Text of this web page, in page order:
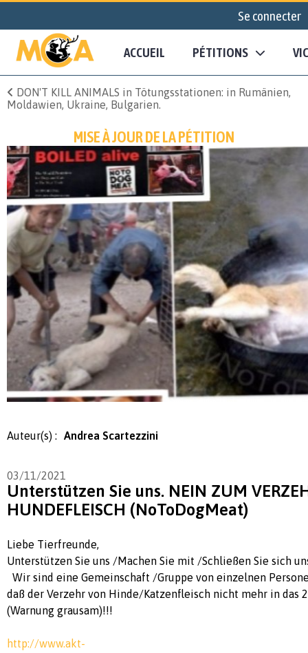
Se connecter
ACCUEIL PÉTITIONS
DON'T KILL ANIMALS in Tötungsstationen: in Rumänien,
Moldawien, Ukraine, Bulgarien.
MISE À JOUR DE LA PÉTITION
Auteur(s) : Andrea Scartezzini
03/11/2021
Unterstützen Sie uns. NEIN ZUM
HUNDEFLEISCH (NoToDogMeat)
Liebe Tierfreunde,
Unterstützen Sie uns /Machen Sie mit /Schließen Sie sich
Wir sind eine Gemeinschaft /Gruppe von einzelnen
daß der Verzehr von Hinde/Katzenfleisch nicht mehr in das
(Warnung grausam)!!!
http://www.akt-